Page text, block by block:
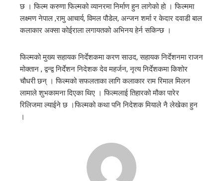
छ । फिल्म करुणा फिल्मको व्यानरमा निर्माण हुन लागेको हो । फिल्ममा
लक्ष्मण नेपाल ,रामु आचार्य, विमल पौडेल, अन्जन शर्मा र केदार दवाडी बाल
कलाकार अक्सा कोईराला लगायतको अभिनय हेर्न सकिन्छ ।
फिल्मको मुख्य सहायक निर्देशकमा करण साउद, सहायक निर्देशनमा राजन
मोक्तान , द्वन्द्व निर्देशन निदेशक देव महर्जन, नृत्य निर्देशकमा किशोर
चौधरी छन् । फिल्मको सफलताका लागि कलाकार राम रिमाल मिलन
लामाले शुभकामना दिएका थिए । फिल्मलाई तिहारको मौका पारेर
रिलिजमा ल्याईने छ ।फिल्मको कथा पनि निदेशक मियाले नै लेखेका हुन
।